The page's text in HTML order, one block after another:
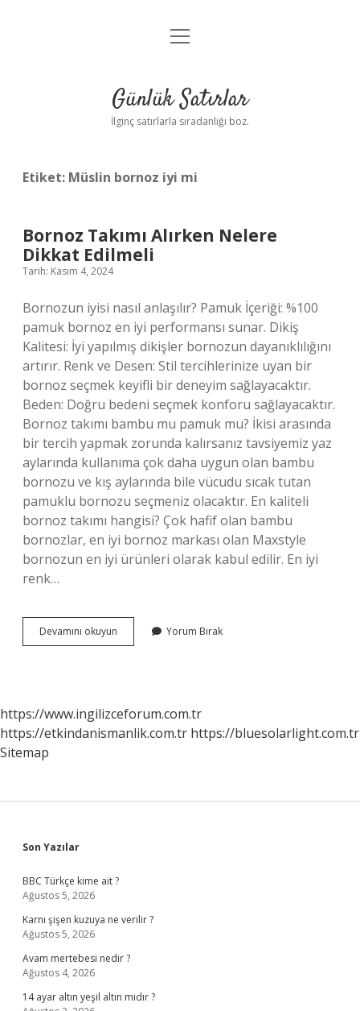
Anasayfa
Yasal Uyarı
menüyü
Günlük Satırlar
İlginç satırlarla sıradanlığı boz.
Etiket: Müslin bornoz iyi mi
Bornoz Takımı Alırken Nelere
Dikkat Edilmeli
Tarih: Kasım 4, 2024
Bornozun iyisi nasıl anlaşılır? Pamuk İçeriği: %100
pamuk bornoz en iyi performansı sunar. Dikiş
Kalitesi: İyi yapılmış dikişler bornozun dayanıklılığını
artırır. Renk ve Desen: Stil tercihlerinize uyan bir
bornoz seçmek keyifli bir deneyim sağlayacaktır.
Beden: Doğru bedeni seçmek konforu sağlayacaktır.
Bornoz takımı bambu mu pamuk mu? İkisi arasında
bir tercih yapmak zorunda kalırsanız tavsiyemiz yaz
aylarında kullanıma çok daha uygun olan bambu
bornozu ve kış aylarında bile vücudu sıcak tutan
pamuklu bornozu seçmeniz olacaktır. En kaliteli
bornoz takımı hangisi? Çok hafif olan bambu
bornozlar, en iyi bornoz markası olan Maxstyle
bornozun en iyi ürünleri olarak kabul edilir. En iyi
renk…
Devamını okuyun
Takımı
Yorum Bırak
https://www.ingilizceforum.com.tr
https://etkindanismanlik.com.tr https://bluesolarlight.com.tr
Sitemap
Sidebar
Son Yazılar
BBC Türkçe kime ait ?
Ağustos 5, 2026
Karnı şişen kuzuya ne verilir ?
Ağustos 5, 2026
Avam mertebesi nedir ?
Ağustos 4, 2026
14 ayar altın yeşil altın mıdır ?